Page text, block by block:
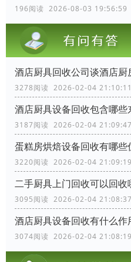
196阅读 2026-08-03 19:56:59
酒店厨具回收公司谈酒店厨
3278阅读 2026-02-04 21:10:11
酒店厨具设备回收包含哪些
3187阅读 2026-02-04 21:09:47
蛋糕房烘焙设备回收有哪些
3220阅读 2026-02-04 21:09:19
二手厨具上门回收可以回收
3095阅读 2026-02-04 21:08:37
酒店厨具设备回收有什么作
3074阅读 2026-02-04 21:08:19